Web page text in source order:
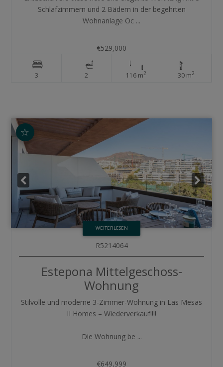
€529,000
Schlafzimmern und 2 Bädern in der begehrten
Wohnanlage Oc ...
3 2 116 m2 30 m2
☆
WEITERLESEN
€649,999
R5214064
Estepona Mittelgeschoss-
Wohnung
Stilvolle und moderne 3-Zimmer-Wohnung in Las Mesas
II Homes – Wiederverkauf!!!!
Die Wohnung be ...